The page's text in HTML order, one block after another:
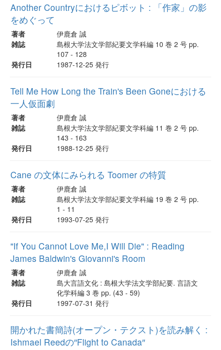
Another Countryにおけるピボット : 「作家」の影
をめぐって
著者
伊鹿倉 誠
雑誌
島根大学法文学部紀要文学科編 10 巻 2 号 pp.
107 - 128
発行日
1987-12-25 発行
Tell Me How Long the Train's Been Goneにおける
一人仮面劇
著者
伊鹿倉 誠
雑誌
島根大学法文学部紀要文学科編 11 巻 2 号 pp.
143 - 163
発行日
1988-12-25 発行
Cane の文体にみられる Toomer の特質
著者
伊鹿倉 誠
雑誌
島根大学法文学部紀要文学科編 19 巻 2 号 pp.
1 - 11
発行日
1993-07-25 発行
"If You Cannot Love Me,I Will Die" : Reading
James Baldwin's Giovanni's Room
著者
伊鹿倉 誠
雑誌
島大言語文化 : 島根大学法文学部紀要. 言語文
化学科編 3 巻 pp. (43 - 59)
発行日
1997-07-31 発行
開かれた書簡詩(オープン・テクスト)を読み解く :
Ishmael Reedの″Flight to Canada″